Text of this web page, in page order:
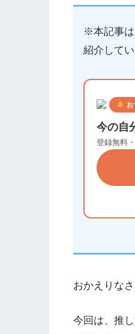
※本記事は
紹介して
今の自
登録無料
おかえりな
今回は、推